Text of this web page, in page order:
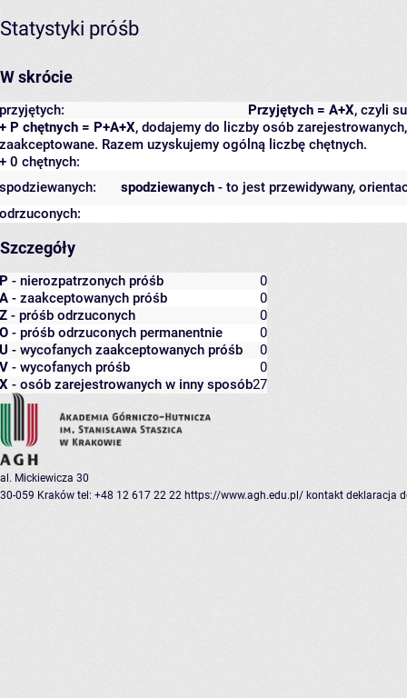
Statystyki próśb
W skrócie
Przyjętych = A+X, czyli
przyjętych:
+ P chętnych = P+A+X, dodajemy do liczby osób
zaakceptowane. Razem uzyskujemy ogólną liczbę chętnych.
+ 0 chętnych:
spodziewanych - to jest przewidywany,
spodziewanych:
odrzuconych:
Szczegóły
P - nierozpatrzonych próśb
0
A - zaakceptowanych próśb
0
Z - próśb odrzuconych
0
O - próśb odrzuconych permanentnie
0
U - wycofanych zaakceptowanych próśb
0
V - wycofanych próśb
0
X - osób zarejestrowanych w inny sposób27
al. Mickiewicza 30
30-059 Kraków tel: +48 12 617 22 22 https://www.agh.edu.pl/ kontakt deklaracja